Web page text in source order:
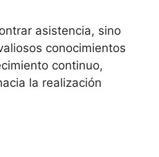
asistencia, sino
conocimientos
continuo,
la realización